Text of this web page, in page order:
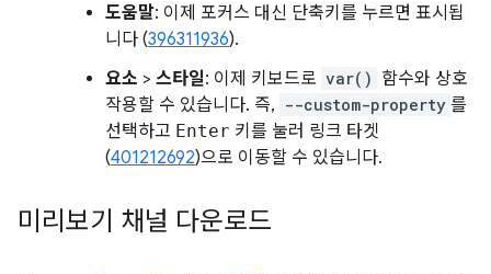
도움말: 이제 포커스 대신 단축키를 누르면 표시됩
니다 (396311936).
요소 > 스타일: 이제 키보드로 var() 함수와 상호
작용할 수 있습니다. 즉, --custom-property 를
선택하고 Enter 키를 눌러 링크 타겟
(401212692)으로 이동할 수 있습니다.
미리보기 채널 다운로드